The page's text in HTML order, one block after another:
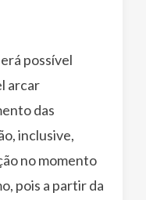
possível
arcar
das
inclusive,
no momento
pois a partir da